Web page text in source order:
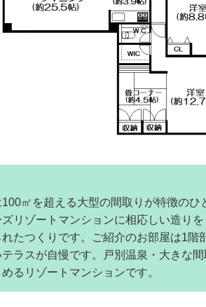
㎡を超える大型の間取りが特徴の
リゾートマンションに相応しい造り
たつくりです。ご紹介のお部屋は1階
ラスが自慢です。戸別温泉・大きな
るリゾートマンションです。